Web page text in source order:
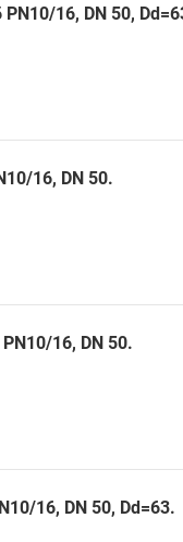
16, DN 50,
16, DN 50.
16, DN 50.
16, DN 50, Dd=63.